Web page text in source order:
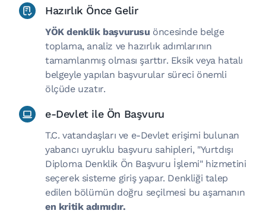
Hazırlık Önce Gelir
YÖK denklik başvurusu öncesinde belge
toplama, analiz ve hazırlık adımlarının
tamamlanmış olması şarttır. Eksik veya hatalı
belgeyle yapılan başvurular süreci önemli
ölçüde uzatır.
e-Devlet ile Ön Başvuru
T.C. vatandaşları ve e-Devlet erişimi bulunan
yabancı uyruklu başvuru sahipleri, "Yurtdışı
Diploma Denklik Ön Başvuru İşlemi" hizmetini
seçerek sisteme giriş yapar. Denkliği talep
edilen bölümün doğru seçilmesi bu aşamanın
en kritik adımıdır.